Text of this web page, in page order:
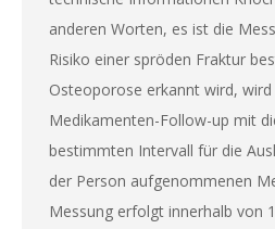
anderen Worten, es ist die
Risiko einer spröden Fraktur
Osteoporose erkannt wird, wird
Medikamenten-Follow-up mit
bestimmten Intervall für die
der Person aufgenommenen
Messung erfolgt innerhalb von